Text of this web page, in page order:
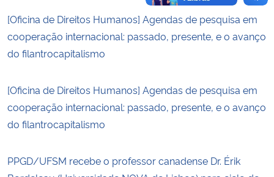
[Oficina de Direitos Humanos] Agendas de pesquisa em
cooperação internacional: passado, presente, e o avanço
do filantrocapitalismo
[Oficina de Direitos Humanos] Agendas de pesquisa em
cooperação internacional: passado, presente, e o avanço
do filantrocapitalismo
PPGD/UFSM recebe o professor canadense Dr. Érik